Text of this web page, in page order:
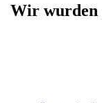
Wir wurden